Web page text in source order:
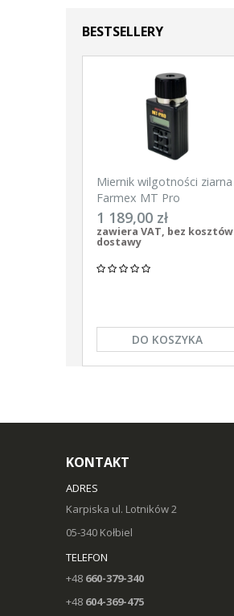
BESTSELLERY
Miernik wilgotności ziarna
Farmex MT Pro
1 189,00 zł
zawiera VAT, bez kosztów
dostawy
DO KOSZYKA
KONTAKT
ADRES
Karpiska ul. Lotników 2
05-340 Kołbiel
TELEFON
+48 660-379-340
+48 604-369-475